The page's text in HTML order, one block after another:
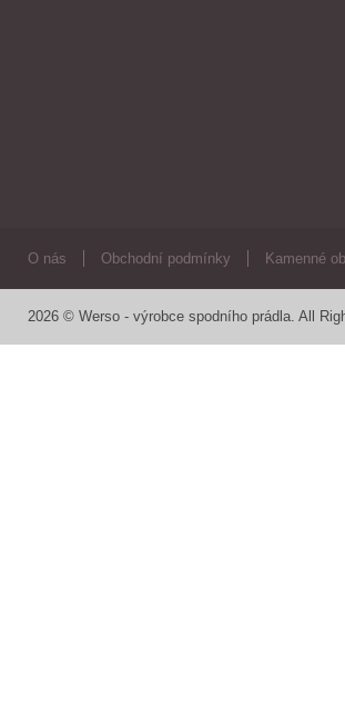
O nás Obchodní podmínky Kamenné
2026 © Werso - výrobce spodního prádla. All